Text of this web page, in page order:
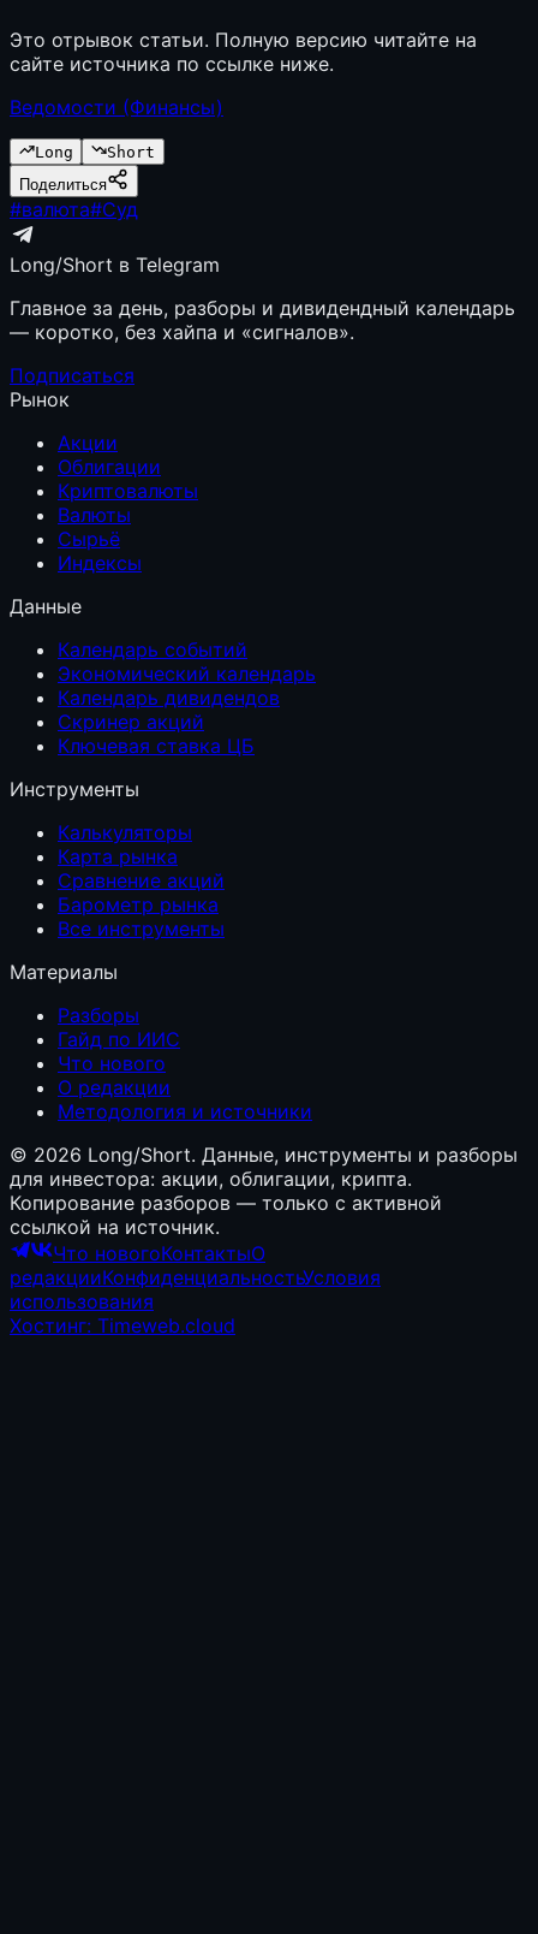
Это отрывок статьи. Полную версию читайте на
сайте источника по ссылке ниже.
Ведомости (Финансы)
Long
Short
Поделиться
#валюта#Суд
Long/Short в Telegram
Главное за день, разборы и дивидендный календарь
— коротко, без хайпа и «сигналов».
Подписаться
Рынок
Акции
Облигации
Криптовалюты
Валюты
Сырьё
Индексы
Данные
Календарь событий
Экономический календарь
Календарь дивидендов
Скринер акций
Ключевая ставка ЦБ
Инструменты
Калькуляторы
Карта рынка
Сравнение акций
Барометр рынка
Все инструменты
Материалы
Разборы
Гайд по ИИС
Что нового
О редакции
Методология и источники
© 2026 Long/Short. Данные, инструменты и разборы
для инвестора: акции, облигации, крипта.
Копирование разборов — только с активной
ссылкой на источник.
Что новогоКонтактыО
редакцииКонфиденциальностьУсловия
использования
Хостинг: Timeweb.cloud